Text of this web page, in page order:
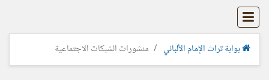
بوابة تراث الإمام الألباني منشورات الشبكات الاجتماعية